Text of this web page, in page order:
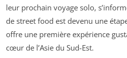
leur prochain voyage solo,
de street food est devenu une
offre une première expérience
cœur de l’Asie du Sud-Est.